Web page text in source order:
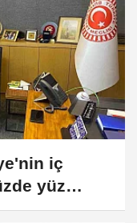
iç
yüz